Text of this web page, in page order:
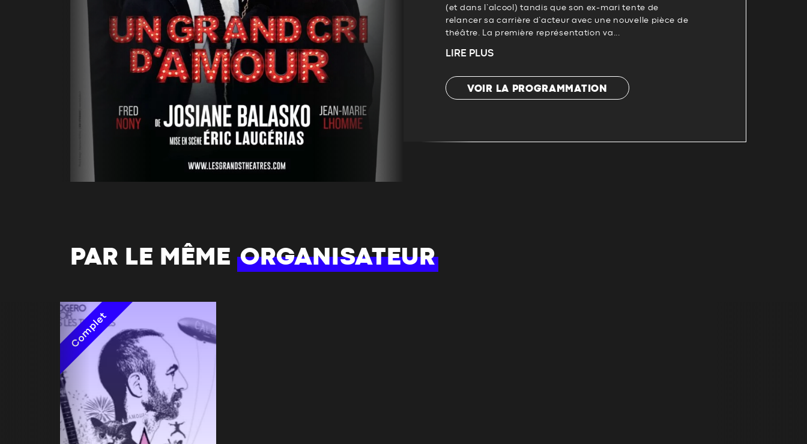
(et dans l’alcool) tandis que son ex-mari tente de
relancer sa carrière d’acteur avec une nouvelle pièce de
théâtre. La première représentation va...
LIRE PLUS
VOIR LA PROGRAMMATION
PAR LE MÊMEORGANISATEUR
Complet